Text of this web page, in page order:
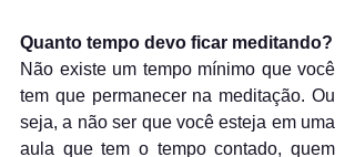
Quanto tempo devo ficar meditando?
Não existe um tempo mínimo que você
tem que permanecer na meditação. Ou
seja, a não ser que você esteja em uma
aula que tem o tempo contado, quem